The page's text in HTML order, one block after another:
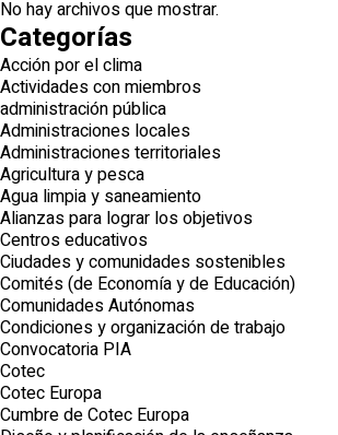
No hay archivos que mostrar.
Categorías
Acción por el clima
Actividades con miembros
administración pública
Administraciones locales
Administraciones territoriales
Agricultura y pesca
Agua limpia y saneamiento
Alianzas para lograr los objetivos
Centros educativos
Ciudades y comunidades sostenibles
Comités (de Economía y de Educación)
Comunidades Autónomas
Condiciones y organización de trabajo
Convocatoria PIA
Cotec
Cotec Europa
Cumbre de Cotec Europa